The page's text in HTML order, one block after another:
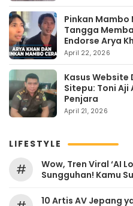
Pinkan Mambo
Tangga
Endorse Arya
April 22, 2026
Kasus Website
Sitepu: Toni
Penjara
April 21, 2026
LIFESTYLE
#
Wow, Tren Viral ‘AI
Sungguhan! Kamu
10 Artis AV Jepang